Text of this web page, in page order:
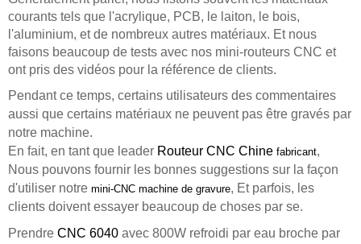
courants tels que l'acrylique, PCB, le laiton, le bois,
l'aluminium, et de nombreux autres matériaux. Et nous
faisons beaucoup de tests avec nos mini-routeurs CNC et
ont pris des vidéos pour la référence de clients.
Pendant ce temps, certains utilisateurs des commentaires
aussi que certains matériaux ne peuvent pas être gravés par
notre machine.
En fait, en tant que leader Routeur CNC Chine fabricant,
Nous pouvons fournir les bonnes suggestions sur la façon
d'utiliser notre mini-CNC machine de gravure, Et parfois, les
clients doivent essayer beaucoup de choses par se.
Prendre CNC 6040 avec 800W refroidi par eau broche par